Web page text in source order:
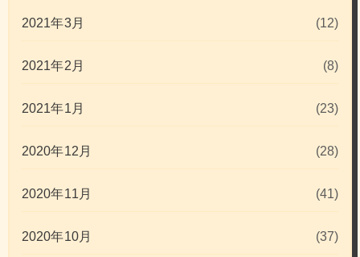
2021年3月 (12)
2021年2月 (8)
2021年1月 (23)
2020年12月 (28)
2020年11月 (41)
2020年10月 (37)